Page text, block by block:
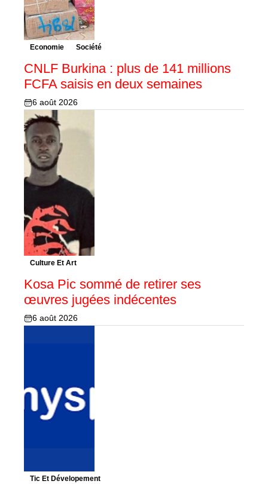
Economie Société
CNLF Burkina : plus de 141 millions
FCFA saisis en deux semaines
6 août 2026
Culture Et Art
Kosa Pic sommé de retirer ses
œuvres jugées indécentes
6 août 2026
Tic Et Dévelopement